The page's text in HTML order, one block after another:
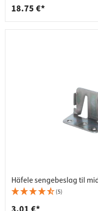
18.75 €*
Häfele sengebeslag til
(5)